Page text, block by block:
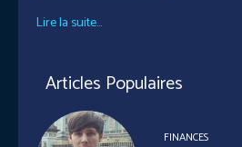
Lire la suite...
Articles Populaires
FINANCES